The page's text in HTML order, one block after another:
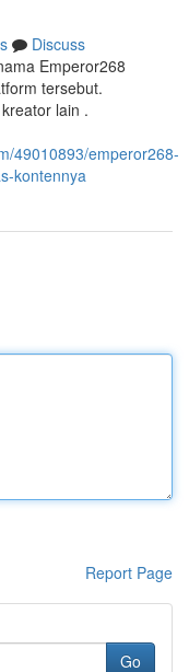
Discuss
Emperor268
tersebut.
lain .
49010893/emperor268-
kontennya
Report Page
Go